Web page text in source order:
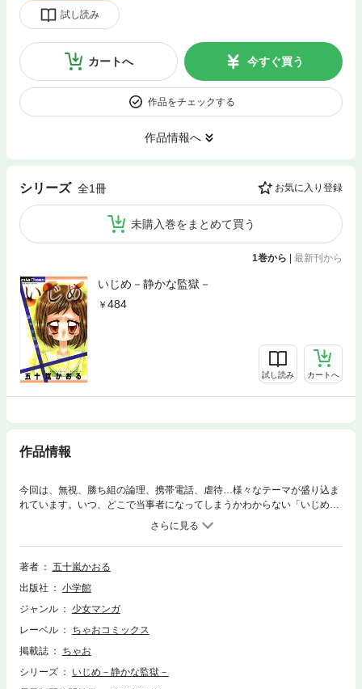
試し読み
カートへ 今すぐ買う
作品をチェックする
作品情報へ
シリーズ 全1冊 お気に入り登録
未購入巻をまとめて買う
1巻から 最新刊から
いじめ－静かな監獄－
484
試し読み カートへ
作品情報
今回は、無視、勝ち組の論理、携帯電話、虐待…様々なテーマが盛り込ま
れています。いつ、どこで当事者になってしまうかわからない「いじめ」
著者
五十嵐かおる
出版社
小学館
ジャンル
少女マンガ
レーベル
ちゃおコミックス
掲載誌
ちゃお
シリーズ
いじめ－静かな監獄－